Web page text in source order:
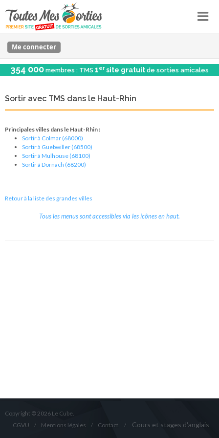
Me connecter
354 000 membres : TMS 1er site gratuit de sorties amicales
Sortir avec TMS dans le Haut-Rhin
Principales villes dans le Haut-Rhin :
Sortir à Colmar (68000)
Sortir à Guebwiller (68500)
Sortir à Mulhouse (68100)
Sortir à Dornach (68200)
Retour à la liste des grandes villes
Tous les menus sont accessibles via les icônes en haut.
Copyright © 2026 Le Cube.
CGVU
/ Mentions légales / Contact / Cours et stages d'anglais